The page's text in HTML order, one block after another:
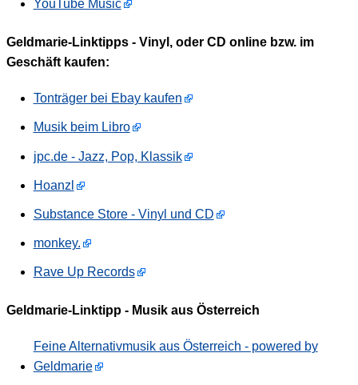
YouTube Music
Geldmarie-Linktipps - Vinyl, oder CD online bzw. im
Geschäft kaufen:
Tonträger bei Ebay kaufen
Musik beim Libro
jpc.de - Jazz, Pop, Klassik
Hoanzl
Substance Store - Vinyl und CD
monkey.
Rave Up Records
Geldmarie-Linktipp - Musik aus Österreich
Feine Alternativmusik aus Österreich - powered by
Geldmarie